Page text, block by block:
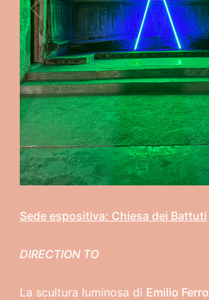
Sede espositiva: Chiesa dei Battuti
DIRECTION TO
La scultura luminosa di Emilio Ferro